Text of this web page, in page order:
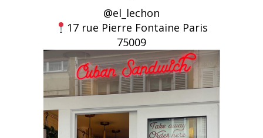
@el_lechon
17 rue Pierre Fontaine Paris
75009